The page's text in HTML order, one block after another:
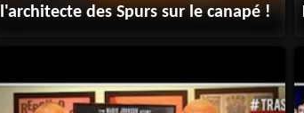
l'architecte des Spurs sur le canapé !